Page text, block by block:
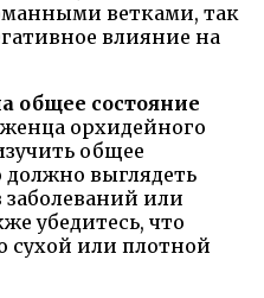
ветками, так
влияние на
общее состояние
орхидейного
общее
должно выглядеть
или
убедитесь, что
сухой или плотной